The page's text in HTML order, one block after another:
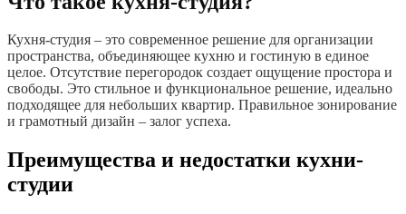
Кухня-студия – это современное решение для организации
пространства, объединяющее кухню и гостиную в единое
целое. Отсутствие перегородок создает ощущение простора и
свободы. Это стильное и функциональное решение, идеально
подходящее для небольших квартир. Правильное зонирование
и грамотный дизайн – залог успеха.
Преимущества и недостатки кухни-
студии